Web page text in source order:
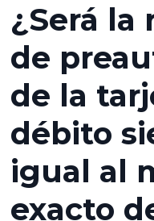
¿Será la
de
de la
débito
igual al
exacto